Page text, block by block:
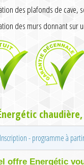
des plafonds de cave,
des murs donnant sur
Inscription - programme à
offre Energétic